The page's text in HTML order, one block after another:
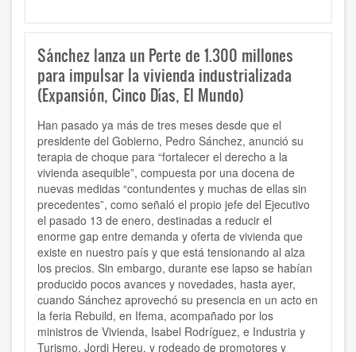
Sánchez lanza un Perte de 1.300 millones
para impulsar la vivienda industrializada
(Expansión, Cinco Días, El Mundo)
Han pasado ya más de tres meses desde que el
presidente del Gobierno, Pedro Sánchez, anunció su
terapia de choque para “fortalecer el derecho a la
vivienda asequible”, compuesta por una docena de
nuevas medidas “contundentes y muchas de ellas sin
precedentes”, como señaló el propio jefe del Ejecutivo
el pasado 13 de enero, destinadas a reducir el
enorme gap entre demanda y oferta de vivienda que
existe en nuestro país y que está tensionando al alza
los precios. Sin embargo, durante ese lapso se habían
producido pocos avances y novedades, hasta ayer,
cuando Sánchez aprovechó su presencia en un acto en
la feria Rebuild, en Ifema, acompañado por los
ministros de Vivienda, Isabel Rodríguez, e Industria y
Turismo, Jordi Hereu, y rodeado de promotores y